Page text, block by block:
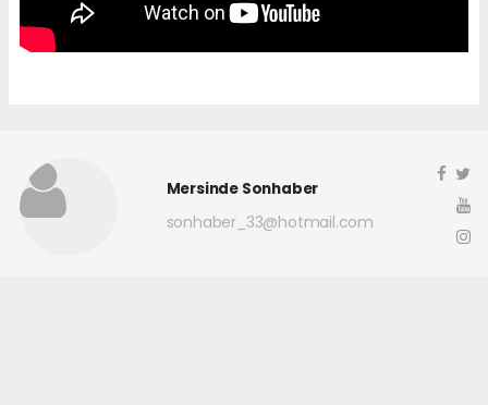
Mersinde Sonhaber
sonhaber_33@hotmail.com